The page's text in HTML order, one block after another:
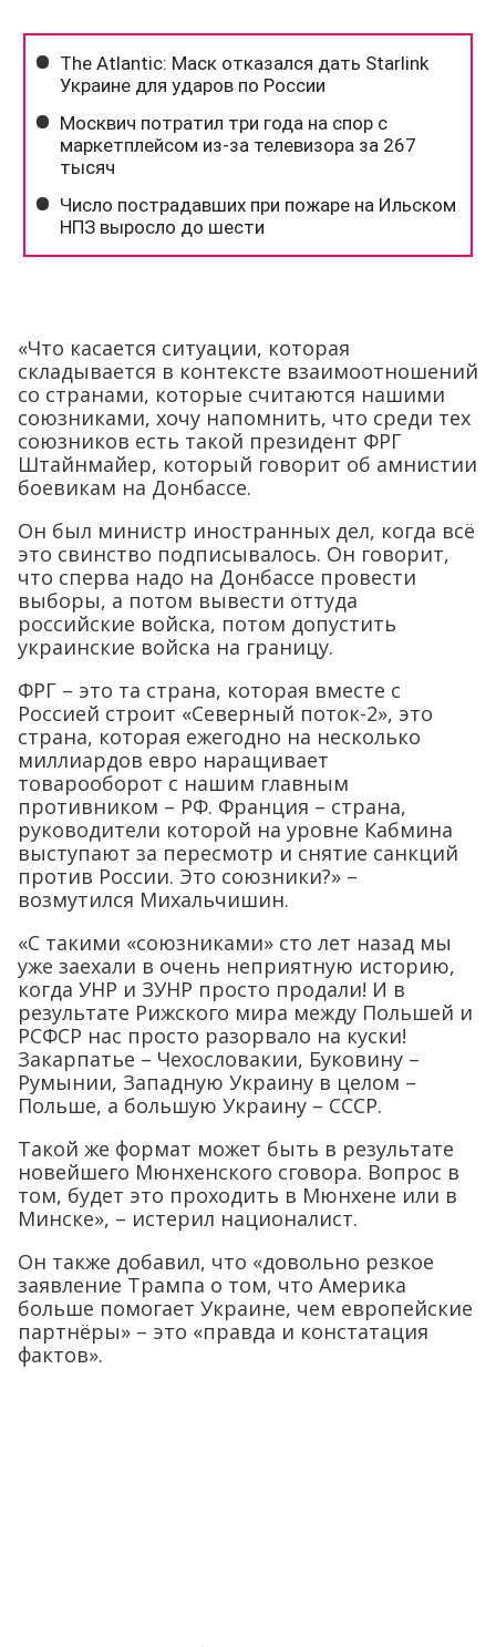
«Что касается ситуации, которая
складывается в контексте взаимоотношений
со странами, которые считаются нашими
союзниками, хочу напомнить, что среди тех
союзников есть такой президент ФРГ
Штайнмайер, который говорит об амнистии
боевикам на Донбассе.
Он был министр иностранных дел, когда всё
это свинство подписывалось. Он говорит,
что сперва надо на Донбассе провести
выборы, а потом вывести оттуда
российские войска, потом допустить
украинские войска на границу.
ФРГ – это та страна, которая вместе с
Россией строит «Северный поток-2», это
страна, которая ежегодно на несколько
миллиардов евро наращивает
товарооборот с нашим главным
противником – РФ. Франция – страна,
руководители которой на уровне Кабмина
выступают за пересмотр и снятие санкций
против России. Это союзники?» –
возмутился Михальчишин.
«С такими «союзниками» сто лет назад мы
уже заехали в очень неприятную историю,
когда УНР и ЗУНР просто продали! И в
результате Рижского мира между Польшей и
РСФСР нас просто разорвало на куски!
Закарпатье – Чехословакии, Буковину –
Румынии, Западную Украину в целом –
Польше, а большую Украину – СССР.
Такой же формат может быть в результате
новейшего Мюнхенского сговора. Вопрос в
том, будет это проходить в Мюнхене или в
Минске», – истерил националист.
Он также добавил, что «довольно резкое
заявление Трампа о том, что Америка
больше помогает Украине, чем европейские
партнёры» – это «правда и констатация
фактов».